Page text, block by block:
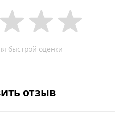
быстрой оценки
отзыв